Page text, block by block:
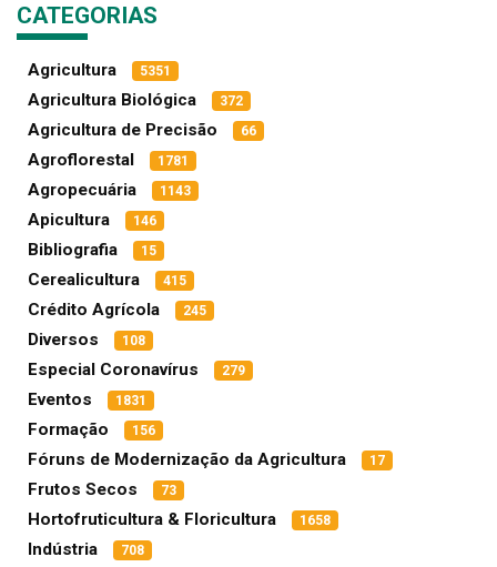
CATEGORIAS
Agricultura 5351
Agricultura Biológica 372
Agricultura de Precisão 66
Agroflorestal 1781
Agropecuária 1143
Apicultura 146
Bibliografia 15
Cerealicultura 415
Crédito Agrícola 245
Diversos 108
Especial Coronavírus 279
Eventos 1831
Formação 156
Fóruns de Modernização da Agricultura 17
Frutos Secos 73
Hortofruticultura & Floricultura 1658
Indústria 708